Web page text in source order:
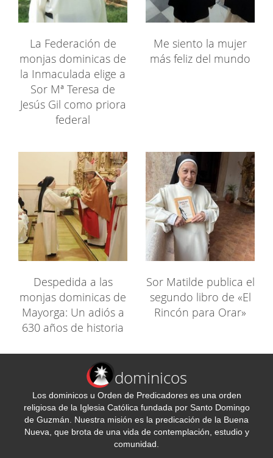
La Federación de
monjas dominicas de
la Inmaculada elige a
Sor Mª Teresa de
Jesús Gil como priora
federal
Me siento la mujer
más feliz del mundo
Despedida a las
monjas dominicas de
Mayorga: Un adiós a
630 años de historia
Sor Matilde publica el
segundo libro de «El
Rincón para Orar»
dominicos
Los dominicos u Orden de Predicadores es una orden
religiosa de la Iglesia Católica fundada por Santo Domingo
de Guzmán. Nuestra misión es la predicación de la Buena
Nueva, que brota de una vida de contemplación, estudio y
comunidad.